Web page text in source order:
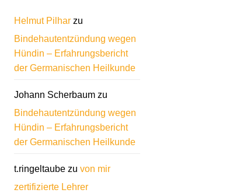
Helmut Pilharzu
Bindehautentzündung wegen
Hündin – Erfahrungsbericht
der Germanischen Heilkunde
Johann Scherbaumzu
Bindehautentzündung wegen
Hündin – Erfahrungsbericht
der Germanischen Heilkunde
t.ringeltaubezu von mir
zertifizierte Lehrer